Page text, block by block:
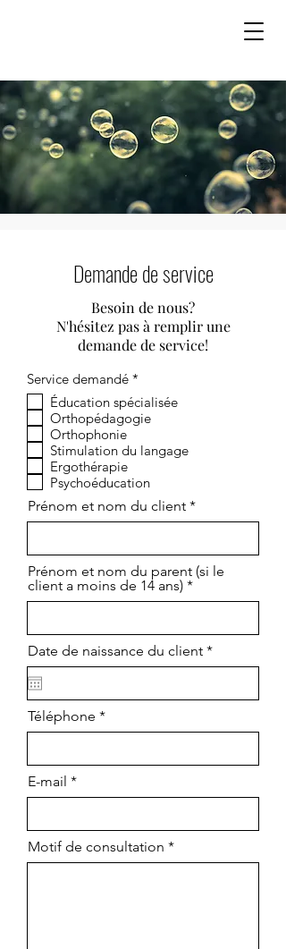
Demande de service
Besoin de nous?
N'hésitez pas à remplir une
demande de service!
Service demandé *
l
i
g
a
t
i
r
e
Éducation spécialisée
Orthopédagogie
Orthophonie
Stimulation du langage
Ergothérapie
Psychoéducation
Prénom et nom du client
Prénom et nom du parent (si le
client a moins de 14 ans)
Date de naissance du client *r
e
e
Téléphone
E-mail
Motif de consultation